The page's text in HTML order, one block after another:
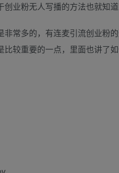
业粉无人写播的方法也就知
常多的，有连麦引流创业粉
较重要的一点，里面也讲了